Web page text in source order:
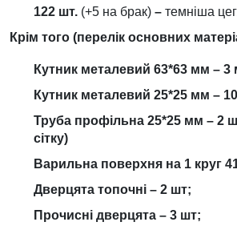
122 шт. (+5 на брак) – темніша
Крім того (перелік основних
Кутник металевий 63*63 мм – 3
Кутник металевий 25*25 мм –
Труба профільна 25*25 мм – 2
сітку)
Варильна поверхня на 1 круг
Дверцята топочні – 2 шт;
Прочисні дверцята – 3 шт;